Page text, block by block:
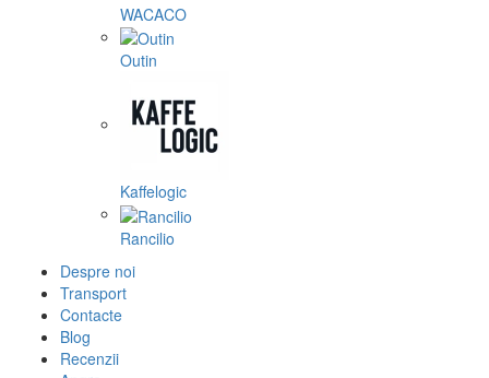
WACACO
Outin
Kaffelogic
Rancilio
Despre noi
Transport
Contacte
Blog
Recenzii